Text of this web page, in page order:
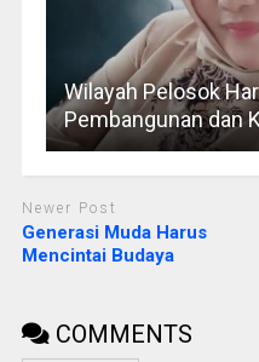
Wilayah Pelosok
Pembangunan dan
Newer Post
Generasi Muda Harus
Mencintai Budaya
COMMENTS